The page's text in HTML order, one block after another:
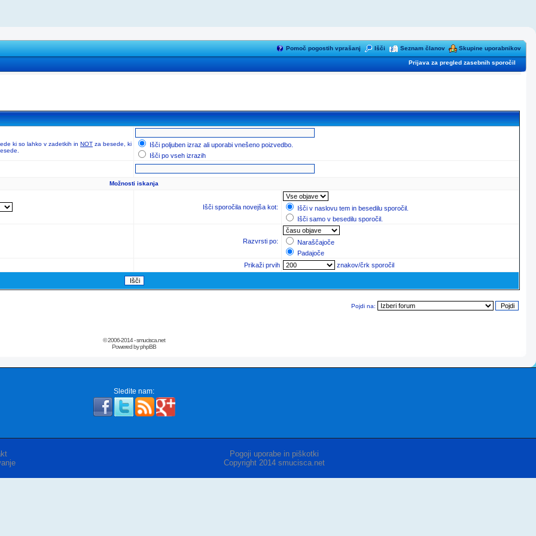
Pomoč pogostih vprašanj Išči Seznam članov Skupine uporabnikov
Prijava za pregled zasebnih sporočil
ki so lahko v zadetkih in NOT za besede, ki
Išči poljuben izraz ali uporabi vnešeno poizvedbo.
Išči po vseh izrazih
Možnosti iskanja
Išči sporočila novejša kot:
Išči v naslovu tem in besedilu sporočil.
Išči samo v besedilu sporočil.
Razvrsti po:
Naraščajoče
Padajoče
Prikaži prvih znakov/črk sporočil
Pojdi na:
© 2006-2014 - smucisca.net
Powered by phpBB
Sledite nam:
Pogoji uporabe in piškotki
Copyright 2014 smucisca.net